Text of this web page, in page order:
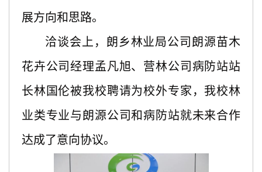
展方向和思路。
洽谈会上，朗乡林业局公司朗源苗木
花卉公司经理孟凡旭、营林公司病防站站
长林国伦被我校聘请为校外专家，我校林
业类专业与朗源公司和病防站就未来合作
达成了意向协议。